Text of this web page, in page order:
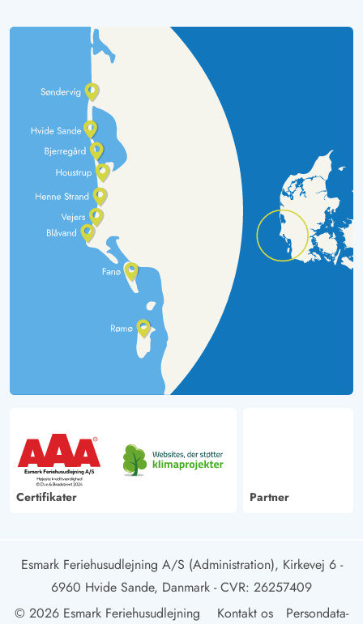
Certifikater Partner
Esmark Feriehusudlejning A/S (Administration), Kirkevej 6 -
6960 Hvide Sande, Danmark - CVR: 26257409
© 2026 Esmark Feriehusudlejning
Kontakt os Persondata-